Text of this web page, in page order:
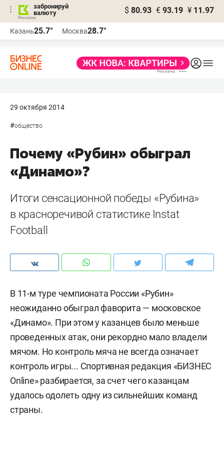
забронируй
валюту
$ 80.93 € 93.19 ¥ 11.97
Казань25.7° Москва28.7°
29 октября 2014
#общество
Почему «Рубин» обыграл
«Динамо»?
Итоги сенсационной победы «Рубина»
в красноречивой статистике Instat
Football
В 11-м туре чемпионата России «Рубин»
неожиданно обыграл фаворита — московское
«Динамо». При этом у казанцев было меньше
проведенных атак, они рекордно мало владели
мячом. Но контроль мяча не всегда означает
контроль игры... Спортивная редакция «БИЗНЕС
Online» разбирается, за счет чего казанцам
удалось одолеть одну из сильнейших команд
страны.